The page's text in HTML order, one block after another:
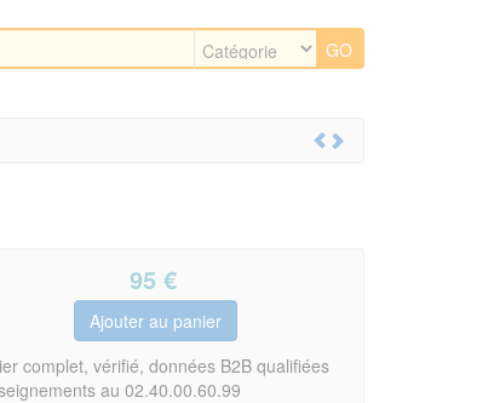
95 €
complet, vérifié, données B2B qualifiées
au 02.40.00.60.99